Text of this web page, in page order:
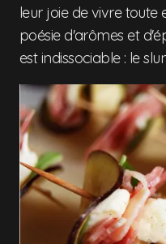
leur joie de vivre toute
poésie d'arômes et
est indissociable : le